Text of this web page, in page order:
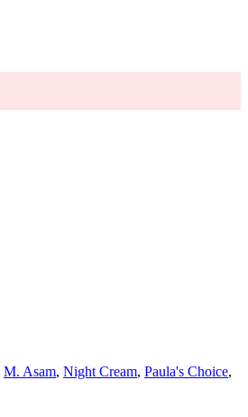
M. Asam, Night Cream, Paula's Choice,